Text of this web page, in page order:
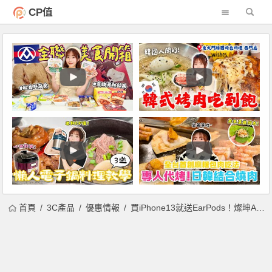
CP值
首頁 3C產品 優惠情報 買iPhone13就送EarPods！燦坤Apple旗艦館限時3C優惠，Macbook、iPad95折，購手機/筆電/平板價更低